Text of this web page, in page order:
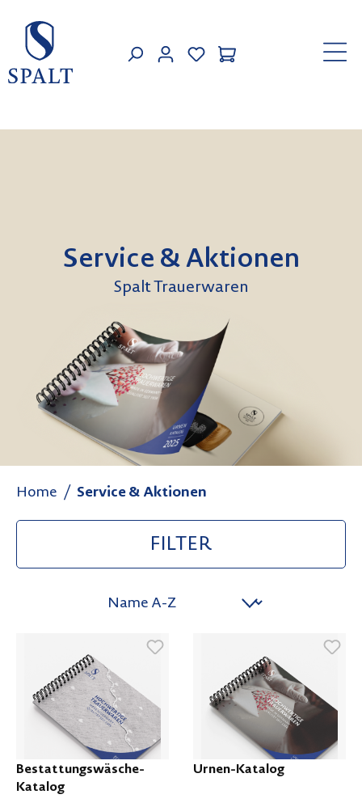
Zum Hauptinhalt springen
MEIN KONTO
Service & Aktionen
Spalt Trauerwaren
Home Service & Aktionen
FILTER
Bestattungswäsche-
Katalog
Urnen-Katalog